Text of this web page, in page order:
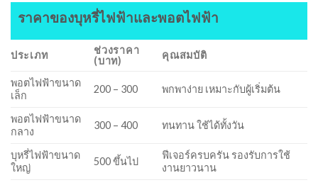
ราคาของบุหรี่ไฟฟ้าและพอตไฟฟ้า
ประเภท
ช่วงราคา
(บาท)
คุณสมบัติ
พอตไฟฟ้าขนาด
เล็ก
200 – 300 พกพาง่าย เหมาะกับผู้เริ่มต้น
พอตไฟฟ้าขนาด
กลาง
300 – 400 ทนทาน ใช้ได้ทั้งวัน
บุหรี่ไฟฟ้าขนาด
ใหญ่
500 ขึ้นไป
ฟีเจอร์ครบครัน รองรับการใช้
งานยาวนาน